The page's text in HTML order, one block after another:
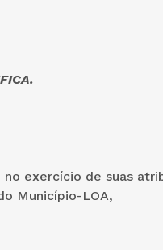
no exercício de suas
Município-LOA,